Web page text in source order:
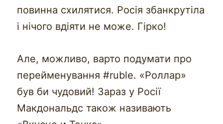
повинна схилятися. Росія збанкрутіла
і нічого вдіяти не може. Гірко!
Але, можливо, варто подумати про
перейменування #ruble. «Роллар»
був би чудовий! Зараз у Росії
Макдональдс також називають